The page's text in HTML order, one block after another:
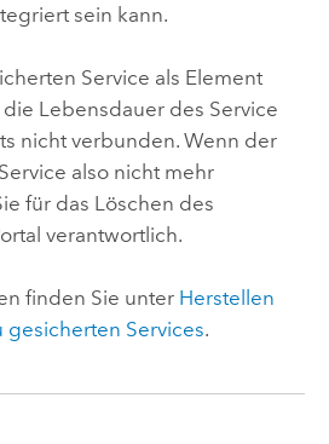
sein kann.
Service als Element
Lebensdauer des Service
nicht verbunden. Wenn der
also nicht mehr
für das Löschen des
verantwortlich.
finden Sie unter Herstellen
Services.